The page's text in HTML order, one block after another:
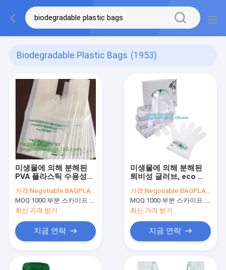
Biodegradable Plastic Bags (1953)
미생물에 의해 분해된
PVA 플라스틱 수용성
COMPOSTALE
PLA+PBAT은
FIRNEDLY 감자녹말 녹
말 ECO를 작은 알로 만
듭니다
가격:Negotiable BAGPLASTICS@YAHOO.COM
MOQ:1000 부분 스카이프 : 마이데아르닐
최신 가격 받기
지금 연락
미생물에 의해 분해된
퇴비성 글러브, eco 우
해 분해된 퇴비성 플라
스틱 버릴 수 있는 투명
한 글러브
가격:Negotiable BAGPLASTICS@YAHOO.COM
MOQ:1000 부분 스카이프 : 마이데아르닐
최신 가격 받기
지금 연락